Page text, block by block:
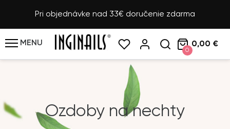
Pri objednávke nad 33€ doručenie zdarma
MENU
0
0,00 €
Ozdoby na nechty